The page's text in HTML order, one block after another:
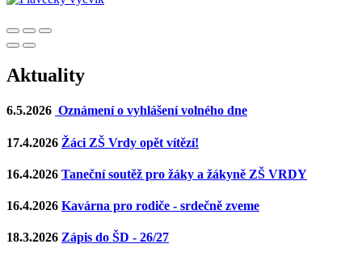
Aktuality
6.5.2026 Oznámení o vyhlášení volného dne
17.4.2026 Žáci ZŠ Vrdy opět vítězí!
16.4.2026 Taneční soutěž pro žáky a žákyně ZŠ VRDY
16.4.2026 Kavárna pro rodiče - srdečně zveme
18.3.2026 Zápis do ŠD - 26/27